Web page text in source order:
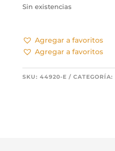
Sin existencias
Agregar a favoritos
Agregar a favoritos
SKU: 44920-E CATEGORÍA: